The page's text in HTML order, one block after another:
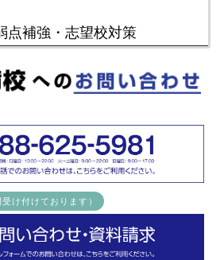
点補強・志望校対策
け付けております）